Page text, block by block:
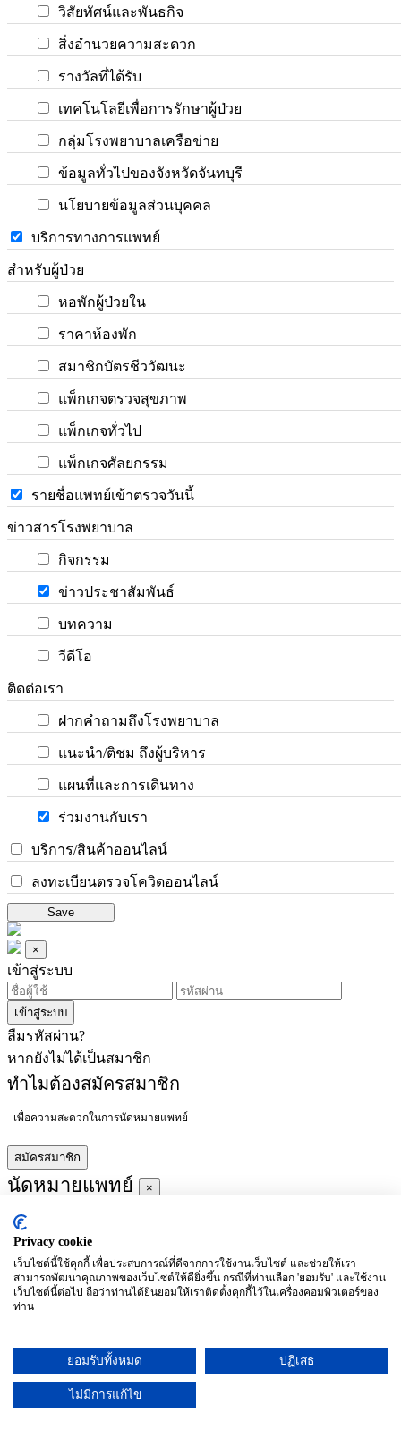
วิสัยทัศน์และพันธกิจ
สิ่งอำนวยความสะดวก
รางวัลที่ได้รับ
เทคโนโลยีเพื่อการรักษาผู้ป่วย
กลุ่มโรงพยาบาลเครือข่าย
ข้อมูลทั่วไปของจังหวัดจันทบุรี
นโยบายข้อมูลส่วนบุคคล
บริการทางการแพทย์
สำหรับผู้ป่วย
หอพักผู้ป่วยใน
ราคาห้องพัก
สมาชิกบัตรชีววัฒนะ
แพ็กเกจตรวจสุขภาพ
แพ็กเกจทั่วไป
แพ็กเกจศัลยกรรม
รายชื่อแพทย์เข้าตรวจวันนี้
ข่าวสารโรงพยาบาล
กิจกรรม
ข่าวประชาสัมพันธ์
บทความ
วีดีโอ
ติดต่อเรา
ฝากคำถามถึงโรงพยาบาล
แนะนำ/ติชม ถึงผู้บริหาร
แผนที่และการเดินทาง
ร่วมงานกับเรา
บริการ/สินค้าออนไลน์
ลงทะเบียนตรวจโควิดออนไลน์
Save
×
เข้าสู่ระบบ
เข้าสู่ระบบ
ลืมรหัสผ่าน?
หากยังไม่ได้เป็นสมาชิก
ทำไมต้องสมัครสมาชิก
- เพื่อความสะดวกในการนัดหมายแพทย์
สมัครสมาชิก
นัดหมายแพทย์ ×
ผู้ชำนาญการ
ประจำ :
อาทิตย์
จันทร์
(27/09)
อังคาร
(28/09)
พุธ
พฤหัสบดี
ศุกร์
เสาร์
Privacy cookie
เว็บไซต์นี้ใช้คุกกี้ เพื่อประสบการณ์ที่ดีจากการใช้งานเว็บไซต์ และช่วยให้เรา
สามารถพัฒนาคุณภาพของเว็บไซต์ให้ดียิ่งขึ้น กรณีที่ท่านเลือก 'ยอมรับ' และใช้งาน
เว็บไซต์นี้ต่อไป ถือว่าท่านได้ยินยอมให้เราติดตั้งคุกกี้ไว้ในเครื่องคอมพิวเตอร์ของ
ท่าน
ยอมรับทั้งหมด ปฏิเสธ
ไม่มีการแก้ไข